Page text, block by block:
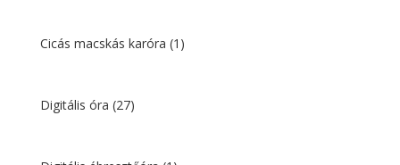
Cicás macskás karóra (1)
Digitális óra (27)